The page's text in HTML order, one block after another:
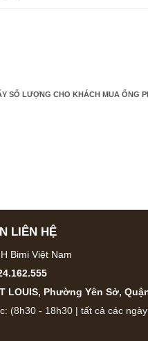
SỐ LƯỢNG CHO KHÁCH MUA ỐNG
LIÊN HỆ
Bimi Việt Nam
LOUIS, Phường Yên Sở,
(8h30 - 18h30 | tất cả các